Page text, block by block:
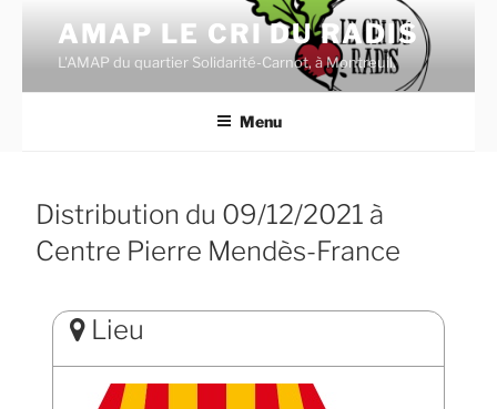
contenu
principal
AMAP LE CRI DU RADIS
L'AMAP du quartier Solidarité-Carnot, à Montreuil.
Menu
Distribution du 09/12/2021 à
Centre Pierre Mendès-France
Lieu